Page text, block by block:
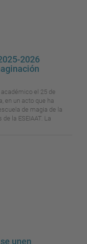
2026
el 25 de
en un acto que ha
de magia de la
la ESEIAAT. La
unen